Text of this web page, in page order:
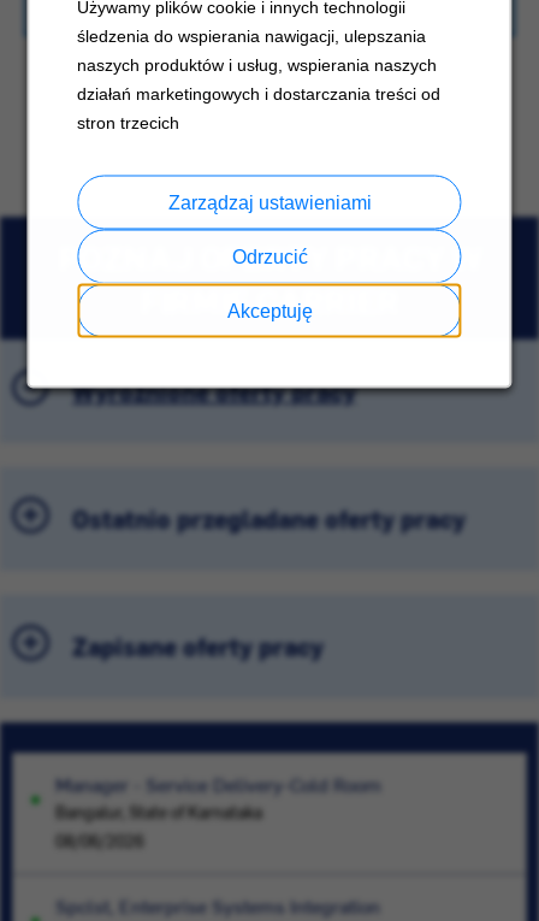
Używamy plików cookie i innych technologii
śledzenia do wspierania nawigacji, ulepszania
naszych produktów i usług, wspierania naszych
działań marketingowych i dostarczania treści od
stron trzecich
Akceptuję
Odrzucić
Zarządzaj ustawieniami
POZNAJ OFERTY PRACY W
FIRMIE CARRIER
Wyróżnione oferty pracy
Ostatnio przeglądane oferty pracy
Zapisane oferty pracy
Manager - Service Delivery-Cold Room
Bangalur, State of Karnataka
08/06/2026
Spclst, Enterprise Systems Integration